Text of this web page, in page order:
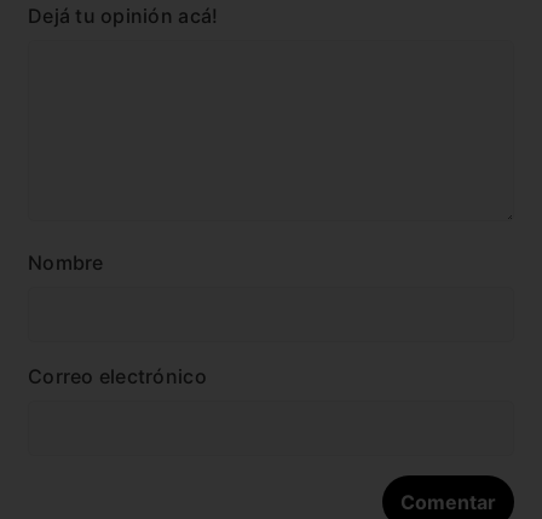
Dejá tu opinión acá!
Nombre
Correo electrónico